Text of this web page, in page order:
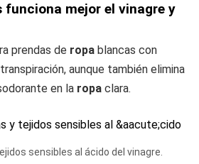
funciona mejor el vinagre y
prendas de ropa blancas con
aunque también elimina
en la ropa clara.
sensibles al ácido del vinagre.